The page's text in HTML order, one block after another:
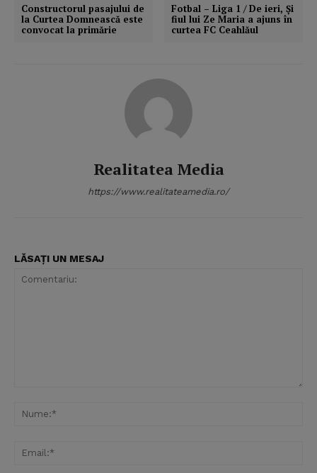
Constructorul pasajului de
la Curtea Domnească este
convocat la primărie
Fotbal – Liga 1 / De ieri, Şi
fiul lui Ze Maria a ajuns în
curtea FC Ceahlăul
Realitatea Media
https://www.realitateamedia.ro/
LĂSAȚI UN MESAJ